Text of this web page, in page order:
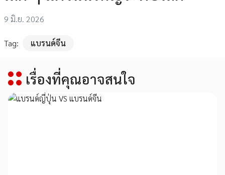
9 มิ.ย. 2026
Tag: แบรนด์จีน
เรื่องที่คุณอาจสนใจ